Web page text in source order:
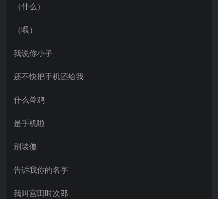
（什么）
（喂）
我说你小子
还不快把手机还给我
什么兽鸡
是手机啦
别装傻
告诉我你的名字
我叫宫田时次郎